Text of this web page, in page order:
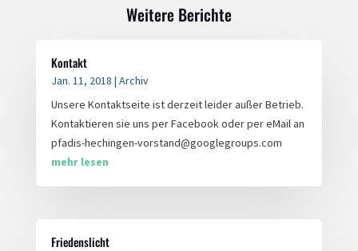
Weitere Berichte
Kontakt
Jan. 11, 2018 | Archiv
Unsere Kontaktseite ist derzeit leider außer Betrieb.
Kontaktieren sie uns per Facebook oder per eMail an
pfadis-hechingen-vorstand@googlegroups.com
mehr lesen
Friedenslicht